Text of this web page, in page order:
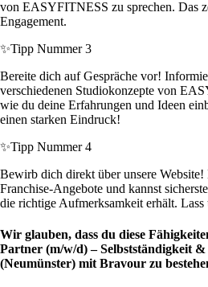
von EASYFITNESS zu sprechen. Das
Engagement.
✨Tipp Nummer 3
Bereite dich auf Gespräche vor!
verschiedenen Studiokonzepte von
wie du deine Erfahrungen und Ideen
einen starken Eindruck!
✨Tipp Nummer 4
Bewirb dich direkt über unsere
Franchise-Angebote und kannst
die richtige Aufmerksamkeit erhält. Lass
Wir glauben, dass du diese
Partner (m/w/d) – Selbstständigkeit
(Neumünster) mit Bravour zu